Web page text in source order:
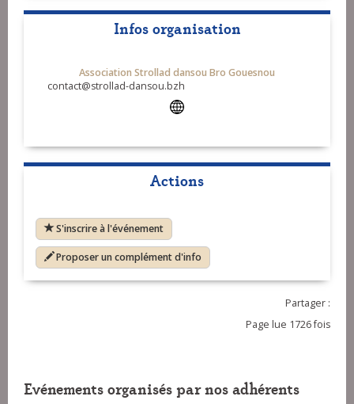
Infos organisation
Association Strollad dansou Bro Gouesnou
contact@strollad-dansou.bzh
Actions
S'inscrire à l'événement
Proposer un complément d'info
Partager :
Page lue 1726 fois
Evénements organisés par nos adhérents